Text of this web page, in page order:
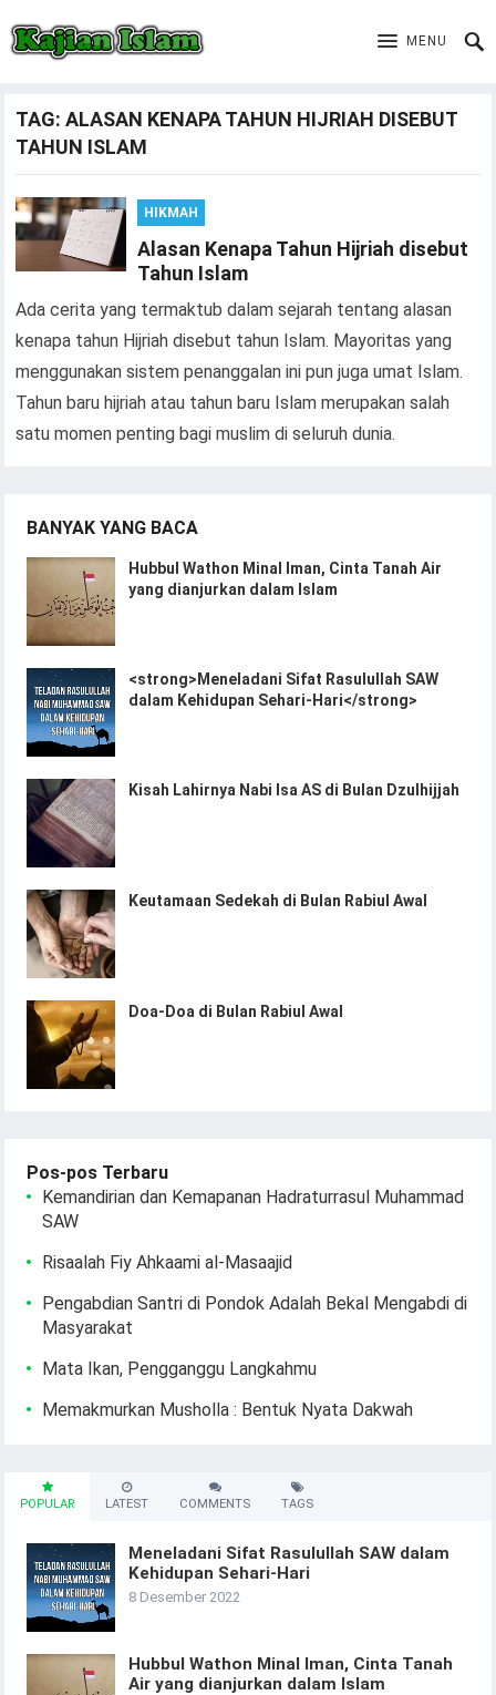
MENU
TAG:ALASAN KENAPA TAHUN HIJRIAH DISEBUT
TAHUN ISLAM
HIKMAH
Alasan Kenapa Tahun Hijriah disebut
Tahun Islam
Ada cerita yang termaktub dalam sejarah tentang alasan
kenapa tahun Hijriah disebut tahun Islam. Mayoritas yang
menggunakan sistem penanggalan ini pun juga umat Islam.
Tahun baru hijriah atau tahun baru Islam merupakan salah
satu momen penting bagi muslim di seluruh dunia.
BANYAK YANG BACA
Hubbul Wathon Minal Iman, Cinta Tanah Air
yang dianjurkan dalam Islam
<strong>Meneladani Sifat Rasulullah SAW
dalam Kehidupan Sehari-Hari</strong>
Kisah Lahirnya Nabi Isa AS di Bulan Dzulhijjah
Keutamaan Sedekah di Bulan Rabiul Awal
Doa-Doa di Bulan Rabiul Awal
Pos-pos Terbaru
Kemandirian dan Kemapanan Hadraturrasul Muhammad
SAW
Risaalah Fiy Ahkaami al-Masaajid
Pengabdian Santri di Pondok Adalah Bekal Mengabdi di
Masyarakat
Mata Ikan, Pengganggu Langkahmu
Memakmurkan Musholla : Bentuk Nyata Dakwah
POPULAR LATEST COMMENTS TAGS
Meneladani Sifat Rasulullah SAW dalam
Kehidupan Sehari-Hari
8 Desember 2022
Hubbul Wathon Minal Iman, Cinta Tanah
Air yang dianjurkan dalam Islam